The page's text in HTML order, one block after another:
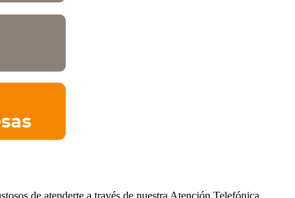
de atenderte a través de nuestra Atención Telefónica.